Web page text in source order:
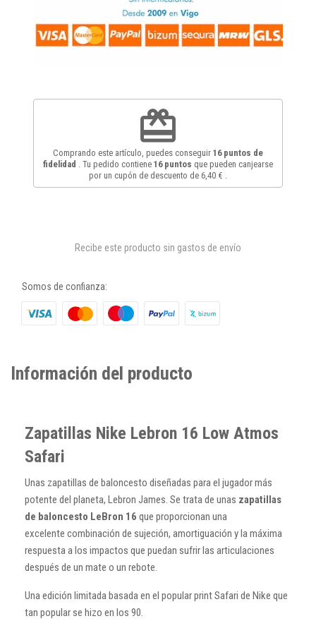
redeem
Comprando este artículo, puedes conseguir 16puntos de
fidelidad
. Tu pedido contiene 16puntos que pueden canjearse
por un cupón de descuento de 6,40 €
Recibe este producto sin gastos de envío
Somos de confianza:
Información del producto
Zapatillas Nike Lebron 16 Low Atmos
Safari
Unas zapatillas de baloncesto diseñadas para el jugador más
potente del planeta, Lebron James. Se trata de unas zapatillas
de baloncesto LeBron 16 que proporcionan una
excelente combinación de sujeción, amortiguación y la máxima
respuesta a los impactos que puedan sufrir las articulaciones
después de un mate o un rebote.
Una edición limitada basada en el popular print Safari de Nike que
tan popular se hizo en los 90.